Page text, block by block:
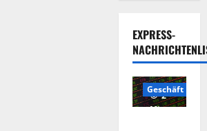
EXPRESS-
2
Minuten
Geschäft